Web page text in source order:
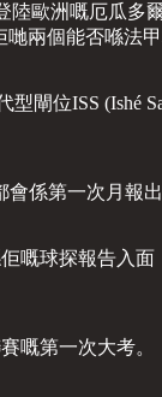
歐洲嘅厄瓜多
兩個能否喺
閘位ISS (Ishé
係第一次月報
嘅球探報告入面
嘅第一次大考。